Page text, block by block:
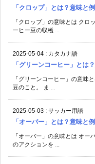
「クロップ」とは？意味と
「クロップ」の意味とは クロ
ーヒー豆の収穫 ...
2025-05-04 : カタカナ語
「グリーンコーヒー」とは
「グリーンコーヒー」の意味
豆のこと。 ま ...
2025-05-03 : サッカー用語
「オーバー」とは？意味と
「オーバー」の意味とは オー
のアクションを ...